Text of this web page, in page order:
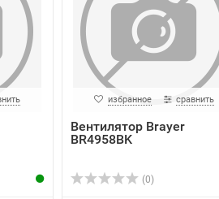
избранное сравнить
Вентилятор Brayer
BR4958BK
(0)